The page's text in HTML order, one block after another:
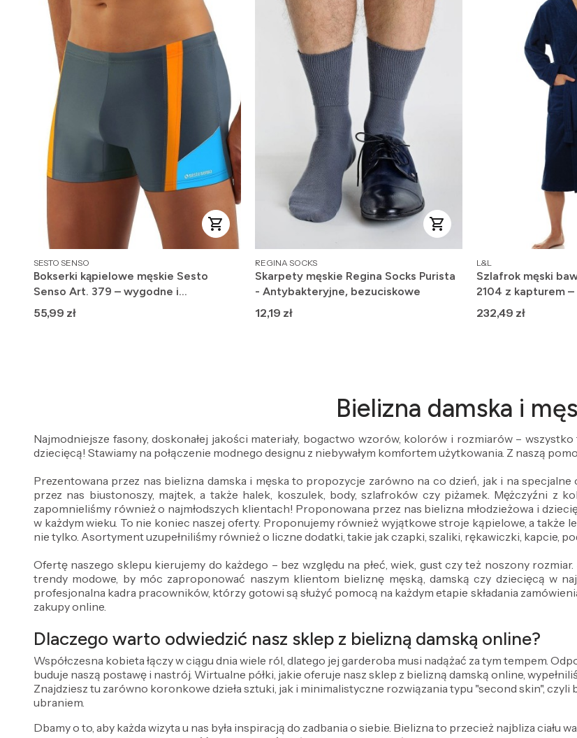
PRODUCENT
SESTO SENSO
Bokserki kąpielowe męskie Sesto
Senso Art. 379 – wygodne i
szybkoschnące
Cena
55,99 zł
PRODUCENT
REGINA SOCKS
Skarpety męskie Regina Socks Purista
- Antybakteryjne, bezuciskowe
Cena
12,19 zł
PRODUCENT
L&L
Szlafrok męski
2104 z kapturem –
wygodny
Cena
232,49 zł
Bielizna damska i
Najmodniejsze fasony, doskonałej jakości materiały, bogactwo wzorów, kolorów i rozmiarów –
dziecięcą! Stawiamy na połączenie modnego designu z niebywałym komfortem użytkowania. Z naszą
Prezentowana przez nas bielizna damska i męska to propozycje zarówno na co dzień, jak i na
przez nas biustonoszy, majtek, a także halek, koszulek, body, szlafroków czy piżamek. Mężczyźni z
zapomnieliśmy również o najmłodszych klientach! Proponowana przez nas bielizna młodzieżowa i
w każdym wieku. To nie koniec naszej oferty. Proponujemy również wyjątkowe stroje kąpielowe, a także
nie tylko. Asortyment uzupełniliśmy również o liczne dodatki, takie jak czapki, szaliki, rękawiczki, kapcie,
Ofertę naszego sklepu kierujemy do każdego – bez względu na płeć, wiek, gust czy też noszony
trendy modowe, by móc zaproponować naszym klientom bieliznę męską, damską czy dziecięcą w
profesjonalna kadra pracowników, którzy gotowi są służyć pomocą na każdym etapie składania
zakupy online.
Dlaczego warto odwiedzić nasz sklep z bielizną damską online?
Współczesna kobieta łączy w ciągu dnia wiele ról, dlatego jej garderoba musi nadążać za tym tempem.
buduje naszą postawę i nastrój. Wirtualne półki, jakie oferuje nasz sklep z bielizną damską online,
Znajdziesz tu zarówno koronkowe dzieła sztuki, jak i minimalistyczne rozwiązania typu "second skin",
ubraniem.
Dbamy o to, aby każda wizyta u nas była inspiracją do zadbania o siebie. Bielizna to przecież najbliza ciału